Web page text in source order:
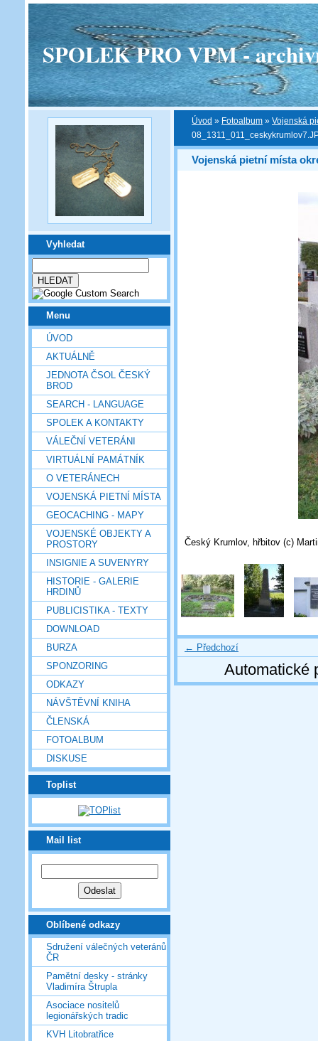
SPOLEK PRO VPM -
Vyhledat
Menu
ÚVOD
AKTUÁLNĚ
JEDNOTA ČSOL ČESKÝ
BROD
SEARCH - LANGUAGE
SPOLEK A KONTAKTY
VÁLEČNÍ VETERÁNI
VIRTUÁLNÍ PAMÁTNÍK
O VETERÁNECH
VOJENSKÁ PIETNÍ MÍSTA
GEOCACHING - MAPY
VOJENSKÉ OBJEKTY A
PROSTORY
INSIGNIE A SUVENYRY
HISTORIE - GALERIE
HRDINŮ
PUBLICISTIKA - TEXTY
DOWNLOAD
BURZA
SPONZORING
ODKAZY
NÁVŠTĚVNÍ KNIHA
ČLENSKÁ
FOTOALBUM
DISKUSE
Toplist
Mail list
Oblíbené odkazy
Sdružení válečných veteránů
ČR
Pamětní desky - stránky
Vladimíra Štrupla
Asociace nositelů
legionářských tradic
KVH Litobratřice
Úvod » Fotoalbum » Vojenská
Vojenská pietní místa
Český Krumlov, hřbitov (c)
← Předchozí
Automatické